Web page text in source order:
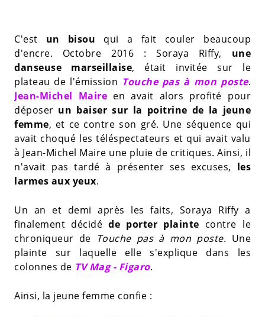
C'est un bisou qui a fait couler beaucoup
d'encre. Octobre 2016 : Soraya Riffy, une
danseuse marseillaise, était invitée sur le
plateau de l'émission Touche pas à mon poste.
Jean-Michel Maire en avait alors profité pour
déposer un baiser sur la poitrine de la jeune
femme, et ce contre son gré. Une séquence qui
avait choqué les téléspectateurs et qui avait valu
à Jean-Michel Maire une pluie de critiques. Ainsi, il
n'avait pas tardé à présenter ses excuses, les
larmes aux yeux.
Un an et demi après les faits, Soraya Riffy a
finalement décidéde porter plainte contre le
chroniqueur de Touche pas à mon poste. Une
plainte sur laquelle elle s'explique dans les
colonnes de TV Mag - Figaro.
Ainsi, la jeune femme confie :